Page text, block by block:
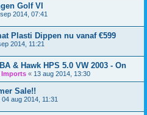
Golf VI
2014, 07:41
Plasti Dippen nu vanaf €599
2014, 11:21
& Hawk HPS 5.0 VW 2003 - On
Imports « 13 aug 2014, 13:30
Sale!!
04 aug 2014, 11:31